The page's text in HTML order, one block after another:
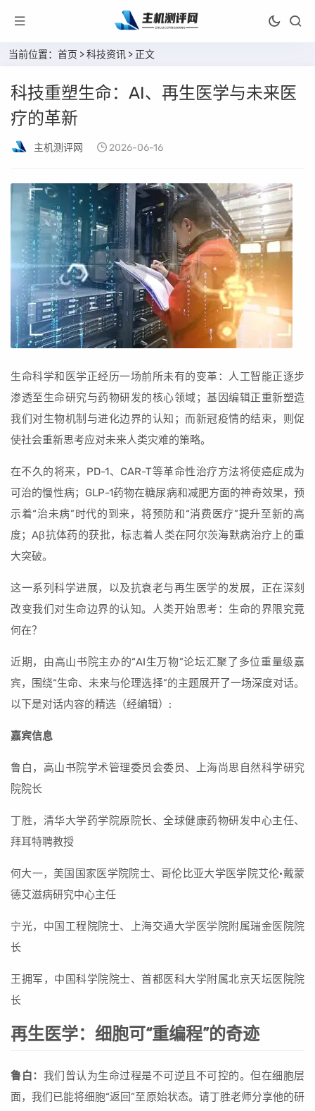
当前位置： 首页 >科技资讯 > 正文
科技重塑生命：AI、再生医学与未来医
疗的革新
主机测评网 2026-06-16
生命科学和医学正经历一场前所未有的变革：人工智能正逐步
渗透至生命研究与药物研发的核心领域；基因编辑正重新塑造
我们对生物机制与进化边界的认知；而新冠疫情的结束，则促
使社会重新思考应对未来人类灾难的策略。
在不久的将来，PD-1、CAR-T等革命性治疗方法将使癌症成为
可治的慢性病；GLP-1药物在糖尿病和减肥方面的神奇效果，预
示着“治未病”时代的到来，将预防和“消费医疗”提升至新的高
度；Aβ抗体药的获批，标志着人类在阿尔茨海默病治疗上的重
大突破。
这一系列科学进展，以及抗衰老与再生医学的发展，正在深刻
改变我们对生命边界的认知。人类开始思考：生命的界限究竟
何在？
近期，由高山书院主办的“AI生万物”论坛汇聚了多位重量级嘉
宾，围绕“生命、未来与伦理选择”的主题展开了一场深度对话。
以下是对话内容的精选（经编辑）:
嘉宾信息
鲁白，高山书院学术管理委员会委员、上海尚思自然科学研究
院院长
丁胜，清华大学药学院原院长、全球健康药物研发中心主任、
拜耳特聘教授
何大一，美国国家医学院院士、哥伦比亚大学医学院艾伦·戴蒙
德艾滋病研究中心主任
宁光，中国工程院院士、上海交通大学医学院附属瑞金医院院
长
王拥军，中国科学院院士、首都医科大学附属北京天坛医院院
长
再生医学：细胞可“重编程”的奇迹
鲁白： 我们曾认为生命过程是不可逆且不可控的。但在细胞层
面，我们已能将细胞“返回”至原始状态。请丁胜老师分享他的研